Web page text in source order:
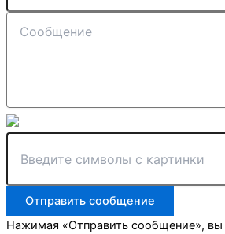
Отправить сообщение
Нажимая «Отправить сообщение», вы